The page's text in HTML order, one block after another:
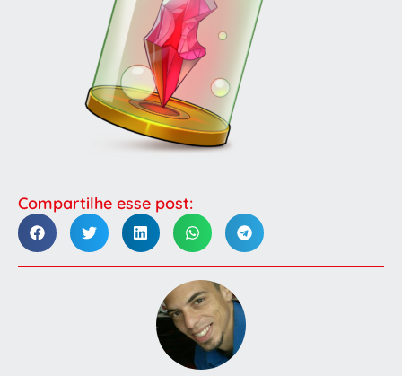
Compartilhe esse post: